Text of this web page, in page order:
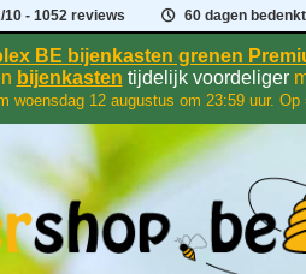
/10 - 1052 reviews 60 dagen
BE bijenkasten grenen
bijenkasten tijdelijk voordeliger
woensdag 12 augustus om 23:59 uur. Op